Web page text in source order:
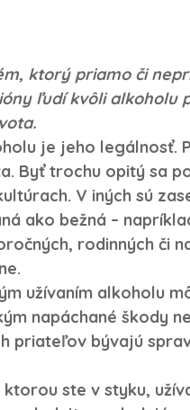
ktorý priamo či
ľudí kvôli alkoholu
je jeho legálnosť.
Byť trochu opitý sa
V iných sú
ako bežná –
rodinných či
užívaním alkoholu
napáchané škody
priateľov bývajú
ste v styku,